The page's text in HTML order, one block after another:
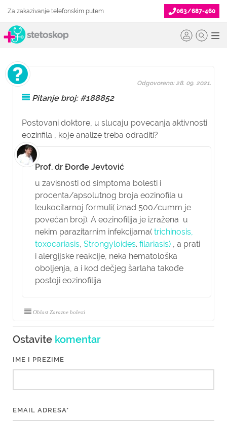
Za zakazivanje telefonskim putem 063/687-460
Pitanje broj: #188852
Postovani doktore, u slucaju povecanja aktivnosti
eozinfila , koje analize treba odraditi?
Odgovoreno: 28. 09. 2021.
Prof. dr Đorđe Jevtović
u zavisnosti od simptoma bolesti i
procenta/apsolutnog broja eozinofila u
leukocitarnoj formuli( iznad 500/cumm je
povećan broj). A eozinofilija je izražena u
nekim parazitarnim infekcijama( trichinosis,
toxocariasis, Strongyloides. filariasis) , a prati
i alergijske reakcije, neka hematološka
oboljenja, a i kod dečjeg šarlaha takođe
postoji eozinofilija
Oblast Zarazne bolesti
Ostavite komentar
IME I PREZIME
EMAIL ADRESA*